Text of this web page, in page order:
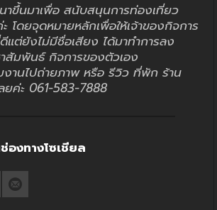
ขึ้นมาเพื่อ สนับสนุนการท่องเที่ยว
โดยจุดหมายหลักเพื่อให้เจ้าของกิจการ
แต่ยังไม่มีชื่อเสียง ได้มาทำการลง
าสัมพันธ์ กิจการของตัวเอง
งานไปถ่ายภาพ หรือ รีวิว ที่พัก ร้าน
ยค่ะ 061-583-7888
องทางโซเชียล